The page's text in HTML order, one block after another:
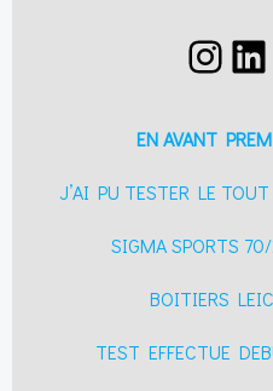
EN AVANT
J’AI PU TESTER LE
SIGMA SPORTS
BOITIERS
TEST EFFECTUE